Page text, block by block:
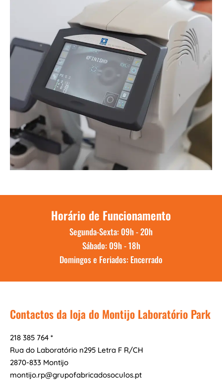
Horário de Funcionamento
Segunda-Sexta: 09h - 20h
Sábado: 09h - 18h
Domingos e Feriados: Encerrado
Contactos da loja do Montijo Laboratório Park
218 385 764 *
Rua do Laboratório n295 Letra F R/CH
2870-833 Montijo
montijo.rp@grupofabricadosoculos.pt